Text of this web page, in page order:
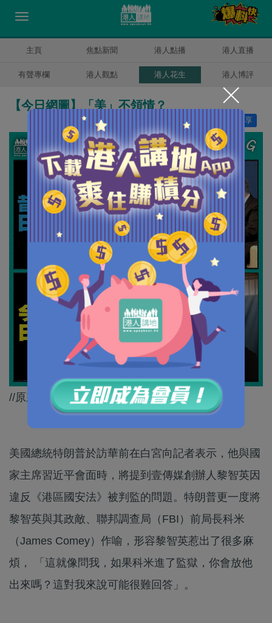
主頁 焦點新聞 港人點播 港人直播
有聲專欄 港人觀點 港人花生 港人博評
【今日網圖】「美」不領情？
分享
讚好
//原來喺侵侵眼中，黎智英只不過係條麻煩友～//
美國總統特朗普於訪華前在白宮向記者表示，他與國
家主席習近平會面時，將提到壹傳媒創辦人黎智英因
違反《港區國安法》被判監的問題。特朗普更一度將
黎智英與其政敵、聯邦調查局（FBI）前局長科米
（James Comey）作喻，形容黎智英惹出了很多麻
煩， 「這就像問我，如果科米進了監獄，你會放他
出來嗎？這對我來說可能很難回答」。